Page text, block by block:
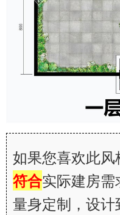
如果您喜欢此风
符合实际建房需
量身定制，设计